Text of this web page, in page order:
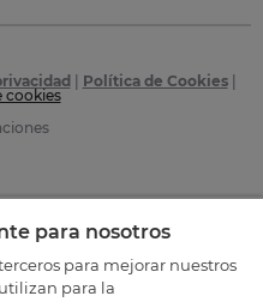
Política de Cookies|
cookies
para nosotros
para mejorar nuestros
para la